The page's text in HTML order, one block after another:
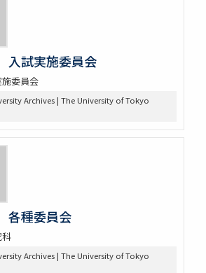
試実施委員会
委員会
Archives | The University of Tokyo
種委員会
Archives | The University of Tokyo